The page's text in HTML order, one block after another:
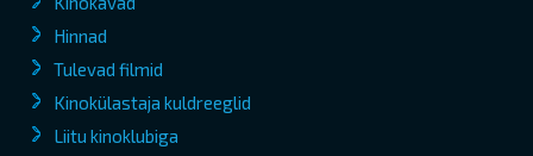
Hinnad
Tulevad filmid
Kinokülastaja kuldreeglid
Liitu kinoklubiga